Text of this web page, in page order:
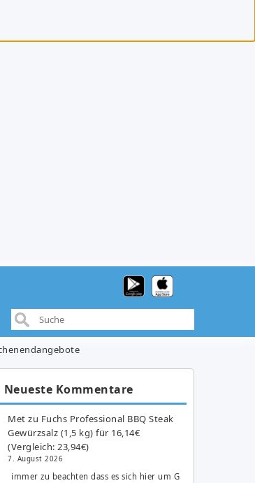
Neueste Kommentare
Met zu Fuchs Professional BBQ Steak
Gewürzsalz (1,5 kg) für 16,14€
(Vergleich: 23,94€)
7. August 2026
immer zu beachten dass es sich hier um G